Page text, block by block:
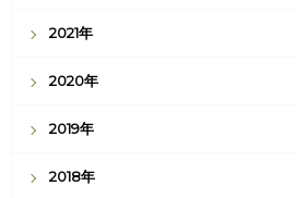
2021年
2020年
2019年
2018年